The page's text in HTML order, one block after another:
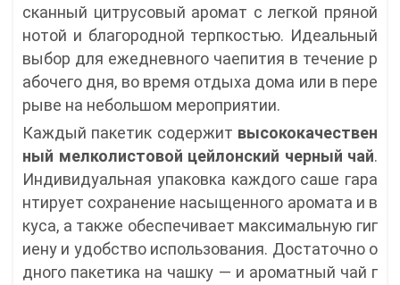
сканный цитрусовый аромат с легкой пряной
нотой и благородной терпкостью. Идеальный
выбор для ежедневного чаепития в течение р
абочего дня, во время отдыха дома или в пере
рыве на небольшом мероприятии.
Каждый пакетик содержит высококачествен
ный мелколистовой цейлонский черный чай.
Индивидуальная упаковка каждого саше гара
нтирует сохранение насыщенного аромата и в
куса, а также обеспечивает максимальную гиг
иену и удобство использования. Достаточно о
дного пакетика на чашку — и ароматный чай г